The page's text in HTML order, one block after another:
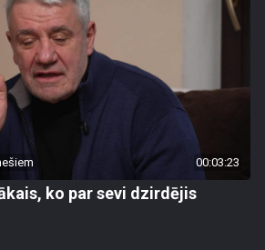
00:03:23
ko par sevi dzirdējis